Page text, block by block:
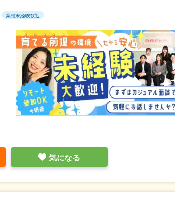
業種未経験歓迎
気になる